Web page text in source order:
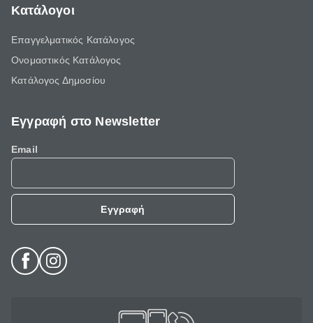
Κατάλογοι
Επαγγελματικός Κατάλογος
Ονομαστικός Κατάλογος
Κατάλογος Δημοσίου
Εγγραφή στο Newsletter
Email
Εγγραφή